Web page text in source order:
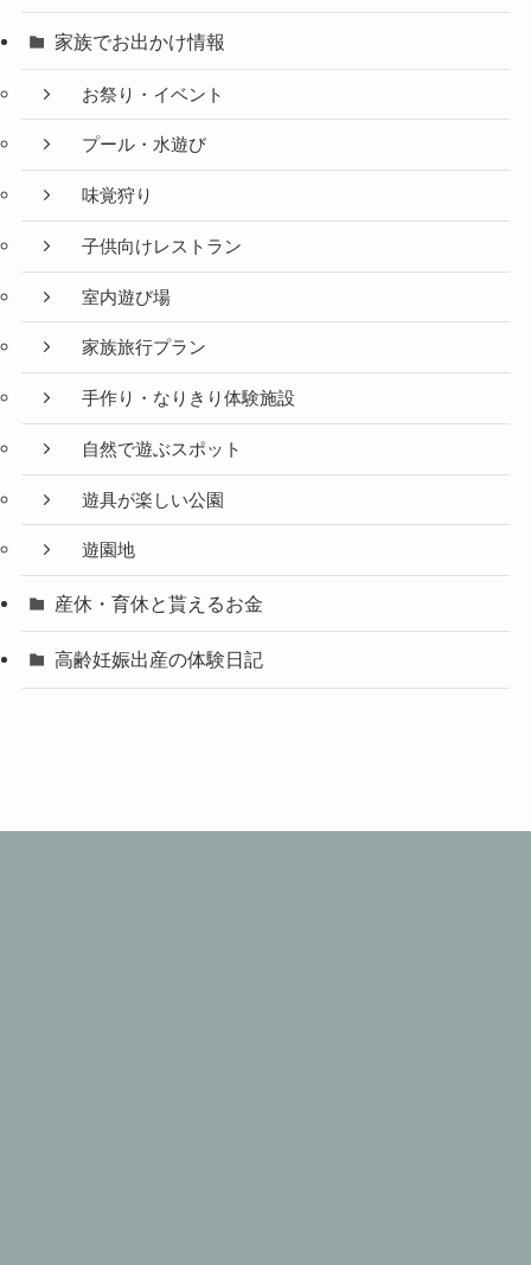
家族でお出かけ情報
お祭り・イベント
プール・水遊び
味覚狩り
子供向けレストラン
室内遊び場
家族旅行プラン
手作り・なりきり体験施設
自然で遊ぶスポット
遊具が楽しい公園
遊園地
産休・育休と貰えるお金
高齢妊娠出産の体験日記